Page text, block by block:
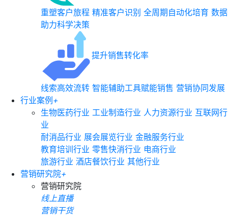
重塑客户旅程 精准客户识别 全周期自动化培育 数据
助力科学决策
提升销售转化率
线索高效流转 智能辅助工具赋能销售 营销协同发展
行业案例 +
生物医药行业 工业制造行业 人力资源行业 互联网行
业
耐消品行业 展会展览行业 金融服务行业
教育培训行业 零售快消行业 电商行业
旅游行业 酒店餐饮行业 其他行业
营销研究院+
营销研究院
线上直播
营销干货